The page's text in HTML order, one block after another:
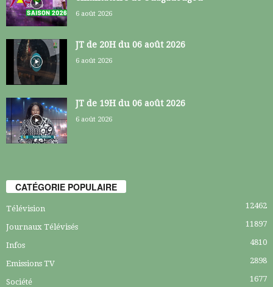
6 août 2026
JT de 20H du 06 août 2026
6 août 2026
JT de 19H du 06 août 2026
6 août 2026
CATÉGORIE POPULAIRE
Télévision 12462
Journaux Télévisés 11897
Infos 4810
Emissions TV 2898
Société 1677